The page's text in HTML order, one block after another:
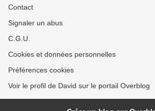
Contact
Signaler un abus
C.G.U.
Cookies et données personnelles
Préférences cookies
Voir le profil de David sur le portail Overblog